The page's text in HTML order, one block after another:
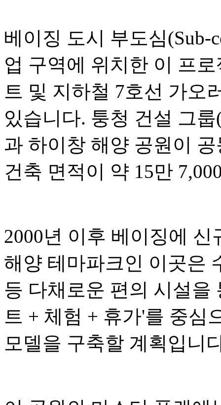
베이징 도시 부도심(Sub-
업 구역에 위치한 이 프
트 및 지하철 7호선 가오
있습니다. 퉁청 건설 그룹
과 하이창 해양 공원이
건축 면적이 약 15만
2000년 이후 베이징에
해양 테마파크인 이곳은
등 다채로운 편의 시설을
트 + 체험 + 휴가'를 중심
모델을 구축할 계획입니